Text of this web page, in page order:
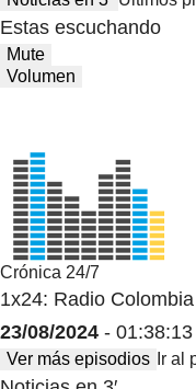
Estas escuchando
Mute
Volumen
Crónica 24/7
1x24: Radio Colombia
23/08/2024 - 01:38:13
Ver más episodios Ir al